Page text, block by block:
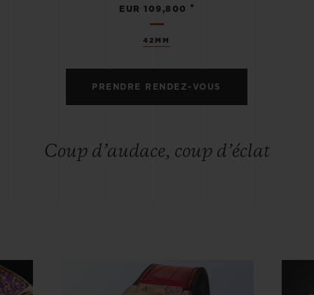
42MM
EUR 109,800 •
PRENDRE RENDEZ-VOUS
Coup d’audace, coup d’éclat